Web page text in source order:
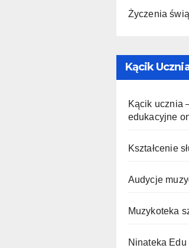
Życzenia
Kącik
Kącik ucznia
edukacyjne
Kształcenie
Audycje
Muzykoteka
Ninateka Edu